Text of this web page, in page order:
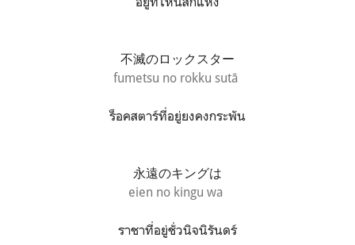
不滅のロックスター
fumetsu no rokku sutā
ร็อคสตาร์ที่อยู่ยงคงกระพัน
永遠のキングは
eien no kingu wa
ราชาที่อยู่ชั่วนิจนิรันดร์